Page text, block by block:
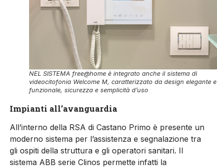
NEL SISTEMA free@home è integrato anche il sistema di
videocitofonia Welcome M, caratterizzato da design elegante e
funzionale, sicurezza e semplicità d’uso
Impianti all’avanguardia
All’interno della RSA di Castano Primo è presente un
moderno sistema per l’assistenza e segnalazione tra
gli ospiti della struttura e gli operatori sanitari. Il
sistema ABB serie Clinos permette infatti la